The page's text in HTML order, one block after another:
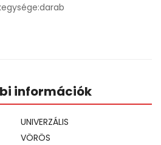
információk
UNIVERZÁLIS
VÖRÖS